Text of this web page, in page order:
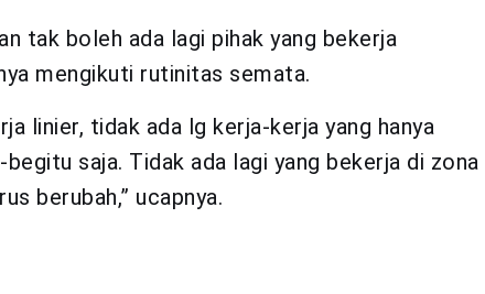
tak boleh ada lagi pihak yang bekerja
mengikuti rutinitas semata.
linier, tidak ada lg kerja-kerja yang hanya
saja. Tidak ada lagi yang bekerja di zona
berubah,” ucapnya.